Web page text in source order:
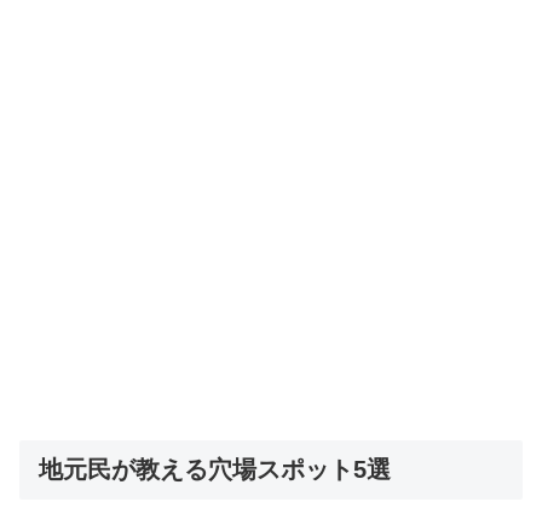
地元民が教える穴場スポット5選